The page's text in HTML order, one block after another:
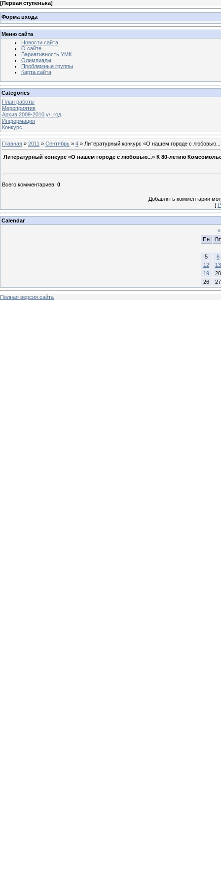
[Первая ступенька]
Форма входа
Меню сайта
Новости сайта
О сайте
Вариативность УМК
Олимпиады
Проблемные группы
Карта сайта
Categories
План работы
Мероприятия
Архив 2009-2010 уч.год
Информация
Конкурс
Главная » 2011 » Сентябрь » 4 » Литературный конкурс «О нашем городе с
Литературный конкурс «О нашем городе с любовью...» К 80-летию
Всего комментариев: 0
Добавлять комментарии
[
Calendar
«
Пн
Вт
5
6
12
13
19
20
26
27
Полная версия сайта